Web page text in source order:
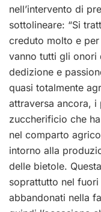
nell’intervento di
sottolineare: “Si
creduto molto e per
vanno tutti gli onori
dedizione e
quasi totalmente
attraversa ancora, i
zuccherificio che
nel comparto
intorno alla
delle bietole.
soprattutto nel
abbandonati nella